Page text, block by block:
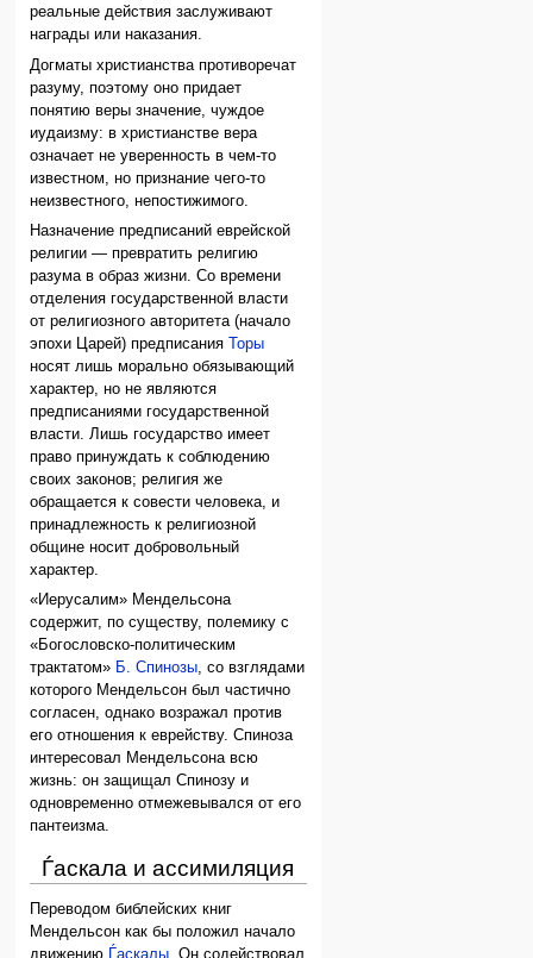
реальные действия заслуживают
награды или наказания.
Догматы христианства противоречат
разуму, поэтому оно придает
понятию веры значение, чуждое
иудаизму: в христианстве вера
означает не уверенность в чем-то
известном, но признание чего-то
неизвестного, непостижимого.
Назначение предписаний еврейской
религии — превратить религию
разума в образ жизни. Со времени
отделения государственной власти
от религиозного авторитета (начало
эпохи Царей) предписанияТоры
носят лишь морально обязывающий
характер, но не являются
предписаниями государственной
власти. Лишь государство имеет
право принуждать к соблюдению
своих законов; религия же
обращается к совести человека, и
принадлежность к религиозной
общине носит добровольный
характер.
«Иерусалим» Мендельсона
содержит, по существу, полемику с
«Богословско-политическим
трактатом» Б. Спинозы, со взглядами
которого Мендельсон был частично
согласен, однако возражал против
его отношения к еврейству. Спиноза
интересовал Мендельсона всю
жизнь: он защищал Спинозу и
одновременно отмежевывался от его
пантеизма.
Ѓаскала и ассимиляция
Переводом библейских книг
Мендельсон как бы положил начало
движению Ѓаскалы . Он содействовал